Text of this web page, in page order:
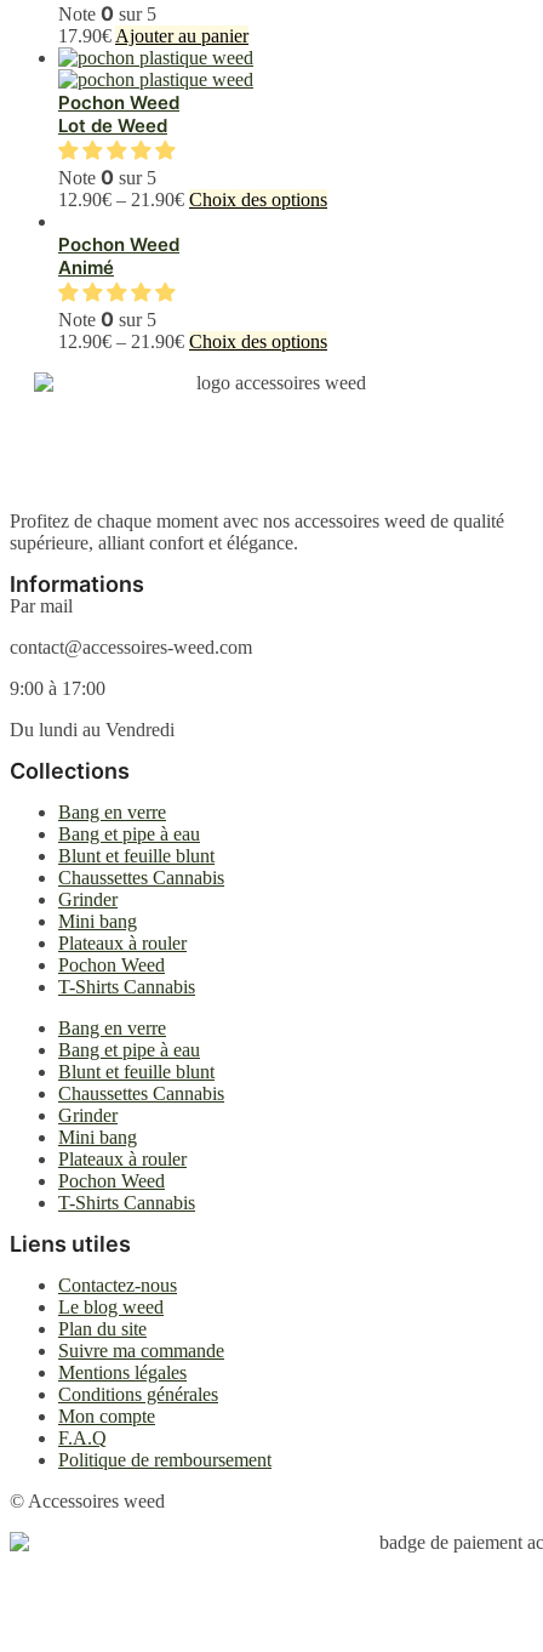
du
Note 0 sur 5
17.90€ Ajouter au panier
Pochon Weed
Lot de Weed
Note 0 sur 5
12.90€ – 21.90€ Choix des optionsCe
options
peuvent
choisies
Pochon Weed
Animé
Note 0 sur 5
12.90€ – 21.90€ Choix des optionsCe
a
être
Profitez de chaque moment avec nos accessoires weed de qualité
supérieure, alliant confort et élégance.
Informations
Par mail
contact@accessoires-weed.com
9:00 à 17:00
Du lundi au Vendredi
Collections
Bang en verre
Bang et pipe à eau
Blunt et feuille blunt
Chaussettes Cannabis
Grinder
Mini bang
Plateaux à rouler
Pochon Weed
T-Shirts Cannabis
Bang en verre
Bang et pipe à eau
Blunt et feuille blunt
Chaussettes Cannabis
Grinder
Mini bang
Plateaux à rouler
Pochon Weed
T-Shirts Cannabis
Liens utiles
Contactez-nous
Le blog weed
Plan du site
Suivre ma commande
Mentions légales
Conditions générales
Mon compte
F.A.Q
Politique de remboursement
© Accessoires weed